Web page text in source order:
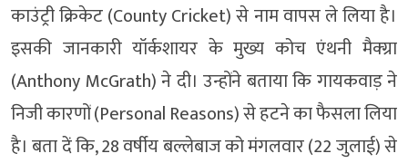
काउंट्री क्रिकेट (County Cricket) से नाम वापस ले लिया है।
इसकी जानकारी यॉर्कशायर के मुख्य कोच एंथनी मैक्ग्रा
(Anthony McGrath) ने दी। उन्होंने बताया कि गायकवाड़ ने
निजी कारणों (Personal Reasons) से हटने का फैसला लिया
है। बता दें कि, 28 वर्षीय बल्लेबाज को मंगलवार (22 जुलाई) से